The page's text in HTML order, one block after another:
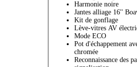
Harmonie noire
Jantes alliage 16''
Kit de gonflage
Lève-vitres AV
Mode ECO
Pot d'échappement
chromée
Reconnaissance des